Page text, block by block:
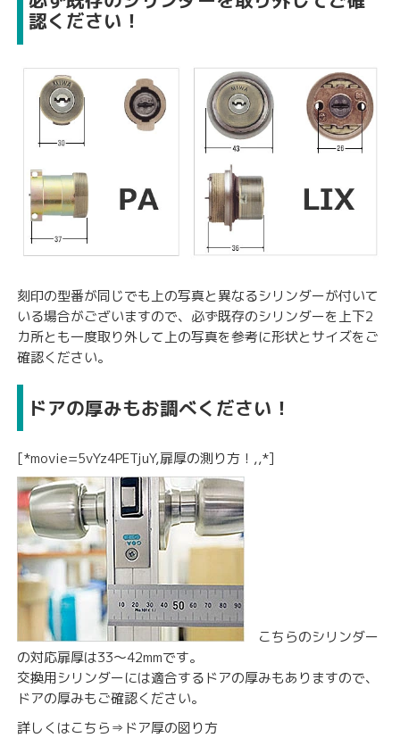
認ください！
刻印の型番が同じでも上の写真と異なるシリンダーが付いて
いる場合がございますので、必ず既存のシリンダーを上下2
カ所とも一度取り外して上の写真を参考に形状とサイズをご
確認ください。
ドアの厚みもお調べください！
[*movie=5vYz4PETjuY,扉厚の測り方！,,*]
こちらのシリンダー
の対応扉厚は33〜42mmです。
交換用シリンダーには適合するドアの厚みもありますので、
ドアの厚みもご確認ください。
詳しくはこちら⇒ ドア厚の図り方